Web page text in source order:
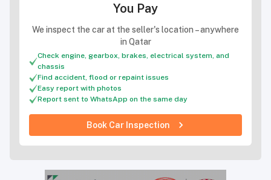
You Pay
We inspect the car at the seller's location – anywhere
in Qatar
Check engine, gearbox, brakes, electrical system, and
chassis
Find accident, flood or repaint issues
Easy report with photos
Report sent to WhatsApp on the same day
Book Car Inspection